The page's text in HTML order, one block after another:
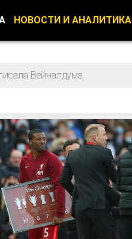
НОВОСТИ И АНАЛИТИКА
Вейналдума